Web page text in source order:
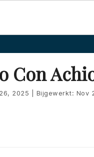
Con
2025 Bijgewerkt: Nov